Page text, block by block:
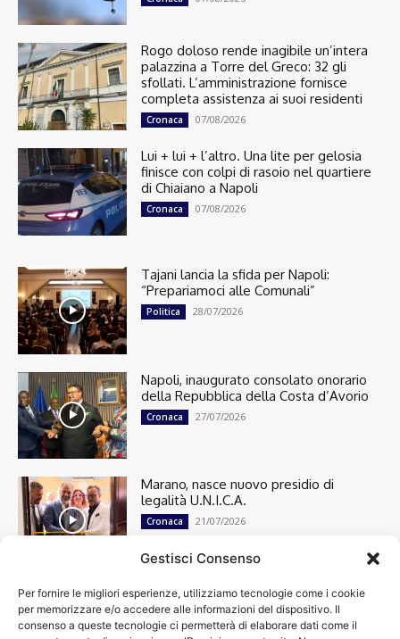
Gestisci Consenso
Per fornire le migliori esperienze, utilizziamo tecnologie come i cookie
per memorizzare e/o accedere alle informazioni del dispositivo. Il
consenso a queste tecnologie ci permetterà di elaborare dati come il
Rogo doloso rende inagibile un’intera
palazzina a Torre del Greco: 32 gli
sfollati. L’amministrazione fornisce
completa assistenza ai suoi residenti
Cronaca 07/08/2026
Lui + lui + l’altro. Una lite per gelosia
finisce con colpi di rasoio nel quartiere
di Chiaiano a Napoli
Cronaca 07/08/2026
Tajani lancia la sfida per Napoli:
“Prepariamoci alle Comunali”
Politica 28/07/2026
Napoli, inaugurato consolato onorario
della Repubblica della Costa d’Avorio
Cronaca 27/07/2026
Marano, nasce nuovo presidio di
legalità U.N.I.C.A.
Cronaca 21/07/2026
Cronaca
13498
Attualità
7303